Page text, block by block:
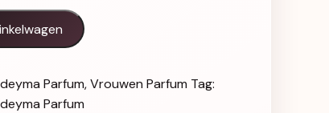
Parfum,Vrouwen Parfum Tag:
Parfum